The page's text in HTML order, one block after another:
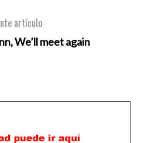
artículo
We’ll meet again